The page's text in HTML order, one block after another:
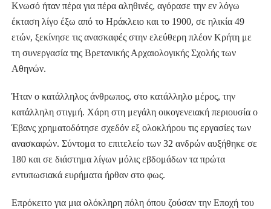
Κνωσό ήταν πέρα για πέρα αληθινές, αγόρασε την εν λόγω
έκταση λίγο έξω από το Ηράκλειο και το 1900, σε ηλικία 49
ετών, ξεκίνησε τις ανασκαφές στην ελεύθερη πλέον Κρήτη με
τη συνεργασία της Βρετανικής Αρχαιολογικής Σχολής των
Αθηνών.
Ήτανο κατάλληλος άνθρωπος, στο κατάλληλο μέρος, την
κατάλληλη στιγμή. Χάρη στη μεγάλη οικογενειακή περιουσία ο
Έβανς χρηματοδότησε σχεδόν εξ ολοκλήρου τις εργασίες των
ανασκαφών. Σύντομα το επιτελείο των 32 ανδρών αυξήθηκε σε
180 και σε διάστημα λίγων μόλις εβδομάδων τα πρώτα
εντυπωσιακά ευρήματα ήρθαν στο φως.
Επρόκειτο για μια ολόκληρη πόλη όπου ζούσαν την Εποχή του